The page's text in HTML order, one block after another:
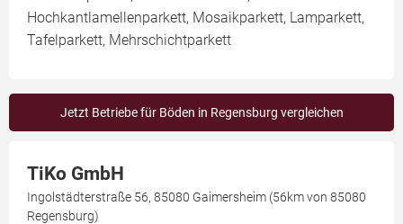
Hochkantlamellenparkett, Mosaikparkett, Lamparkett,
Tafelparkett, Mehrschichtparkett
Jetzt Betriebe für Böden in Regensburg vergleichen
TiKo GmbH
Ingolstädterstraße 56, 85080 Gaimersheim (56km von 85080
Regensburg)